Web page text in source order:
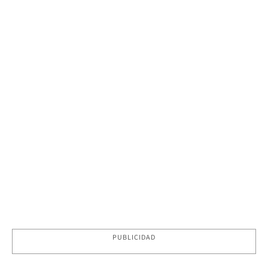
PUBLICIDAD